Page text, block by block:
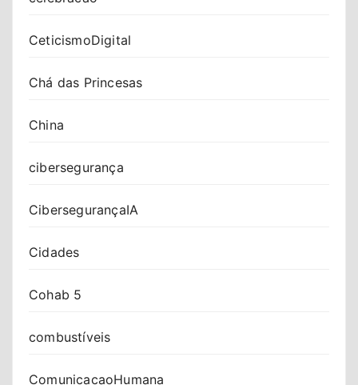
CeticismoDigital
Chá das Princesas
China
cibersegurança
CibersegurançaIA
Cidades
Cohab 5
combustíveis
ComunicacaoHumana